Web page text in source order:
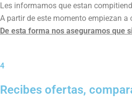
Les informamos que estan
A partir de este momento empiezan
De esta forma nos aseguramos que
4
Recibes ofertas,